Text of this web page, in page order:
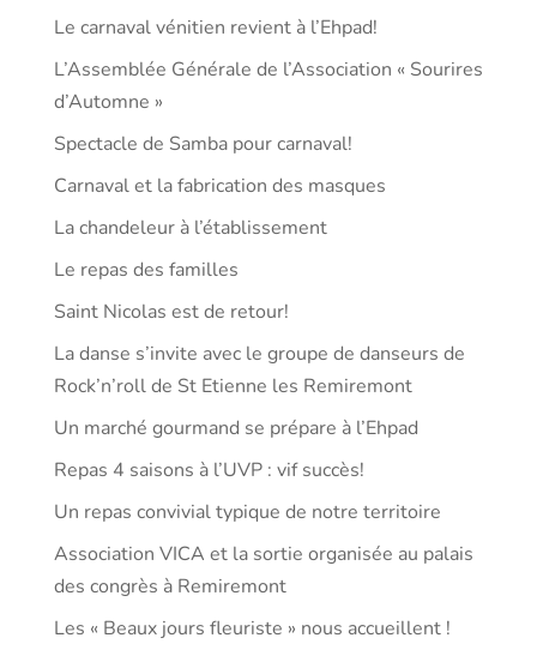
Le carnaval vénitien revient à l’Ehpad!
L’Assemblée Générale de l’Association « Sourires
d’Automne »
Spectacle de Samba pour carnaval!
Carnaval et la fabrication des masques
La chandeleur à l’établissement
Le repas des familles
Saint Nicolas est de retour!
La danse s’invite avec le groupe de danseurs de
Rock’n’roll de St Etienne les Remiremont
Un marché gourmand se prépare à l’Ehpad
Repas 4 saisons à l’UVP : vif succès!
Un repas convivial typique de notre territoire
Association VICA et la sortie organisée au palais
des congrès à Remiremont
Les « Beaux jours fleuriste » nous accueillent !